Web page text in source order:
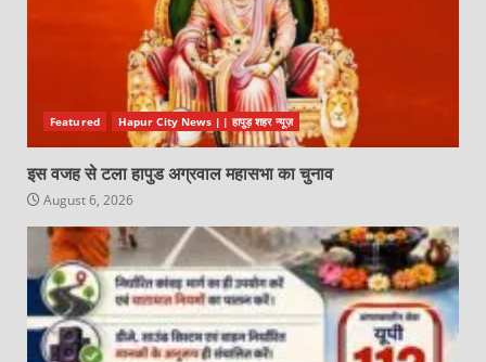
Featured Hapur City News || हापुड़ शहर न्यूज़
इस वजह से टला हापुड अग्रवाल महासभा का चुनाव
August 6, 2026